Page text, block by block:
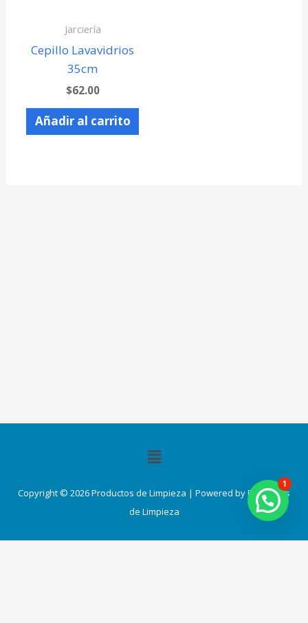
Jarciería
Cepillo Lavavidrios
35cm
$62.00
Añadir al carrito
Menú
Copyright © 2026 Productos de Limpieza | Powered by Productos
de Limpieza
1